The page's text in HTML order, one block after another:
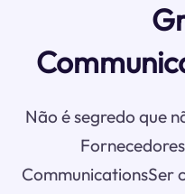
Não é segredo que
CommunicationsSer